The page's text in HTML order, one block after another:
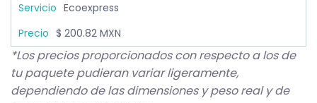
Ecoexpress
$ 200.82 MXN
*Los precios proporcionados con respecto a los de
tu paquete pudieran variar ligeramente,
dependiendo de las dimensiones y peso real y de